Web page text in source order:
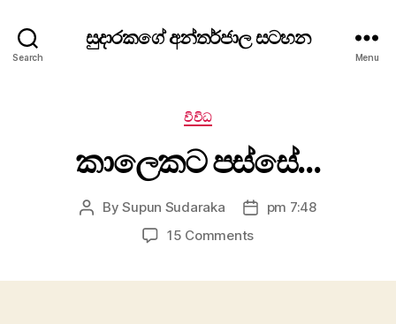
Search
සුදාරකගේ අන්තර්ජාල සටහන
Menu
Categories
විවිධ
කාලෙකට පස්සේ…
PostBySupun Sudaraka
Postpm 7:48
15 Commentson